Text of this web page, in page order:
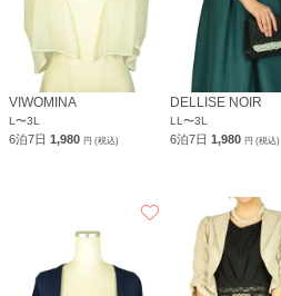
VIWOMINA
L〜3L
6泊7日 1,980 円 (税込)
DELLISE NOIR
LL〜3L
6泊7日1,980円 (税込)